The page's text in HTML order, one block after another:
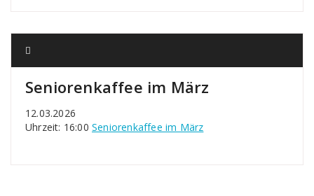
Seniorenkaffee im März
12.03.2026
Uhrzeit: 16:00 Seniorenkaffee im März